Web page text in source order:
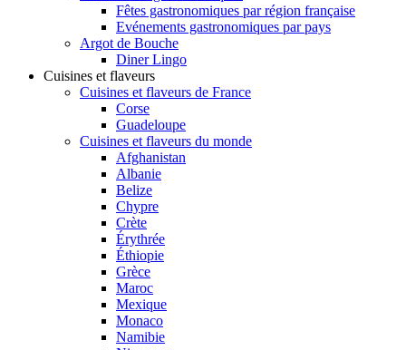
Fêtes gastronomiques par région française
Evénements gastronomiques par pays
Argot de Bouche
Diner Lingo
Cuisines et flaveurs
Cuisines et flaveurs de France
Corse
Guadeloupe
Cuisines et flaveurs du monde
Afghanistan
Albanie
Belize
Chypre
Crète
Érythrée
Éthiopie
Grèce
Maroc
Mexique
Monaco
Namibie